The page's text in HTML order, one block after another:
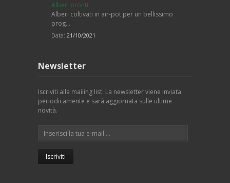
Alberi pronti
Alberi coltivati in air-pot per un bellissimo
prog…
Data: 21/10/2021
Newsletter
Iscriviti alla mailing list: La newsletter viene inviata
periodicamente e sarà aggiornata sulle ultime
novità.